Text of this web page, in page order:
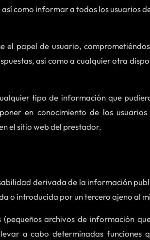
como informar a todos los usuarios
el papel de usuario,
así como a cualquier otra
tipo de información que
en conocimiento de los usuarios
el sitio web del prestador.
derivada de la información
o introducida por un tercero ajeno al
archivos de información
a cabo determinadas funciones